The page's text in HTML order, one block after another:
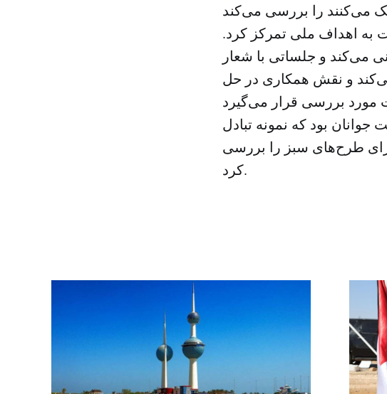
اهداف ملی تمرکز کرد.
می‌کند و جلساتی با شعار
و نقش همکاری در حل
بود که نمونه تبادل
طرح‌های سبز را بررسی
کرد.